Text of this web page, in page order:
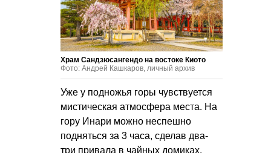
Храм Сандзюсангендо на востоке Киото
Фото: Андрей Кашкаров, личный архив
Уже у подножья горы чувствуется
мистическая атмосфера места. На
гору Инари можно неспешно
подняться за 3 часа, сделав два-
три привала в чайных домиках.